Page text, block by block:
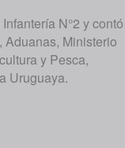
N°2 y contó
Ministerio
y Pesca,
Uruguaya.